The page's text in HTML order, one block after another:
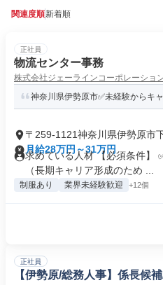
関連度順新着順
正社員
物流センター事務
株式会社ジェーラインコーポレーショ
神奈川県伊勢原市✅未経験からキ
〒259-1121神奈川県伊勢原市
月給28万円～31万円
求めている人材 【必須条件】
（長期キャリア形成のため ...
制服あり 業界未経験歓迎 +12個
正社員
【伊勢原/総務人事】係長候